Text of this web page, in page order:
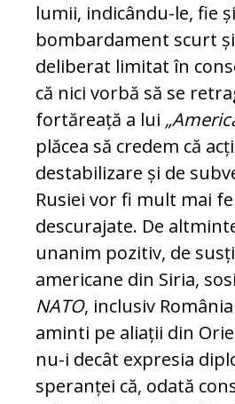
lumii, indicându-le, fie
bom­bardament scurt
deliberat limitat în
că nici vorbă să se
fortăreață a lui
plăcea să credem că
destabilizare și de
Rusiei vor fi mult mai
descurajate. De
unanim po­zitiv, de
americane din Siria,
NATO, inclusiv
aminti pe aliații din
nu-i decât expresia
speranței că, odată